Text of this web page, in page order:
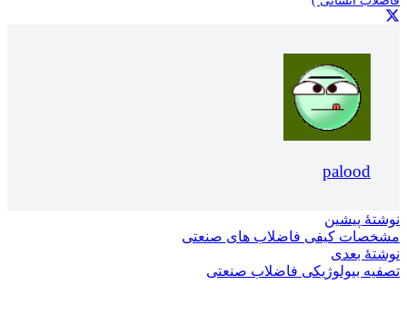
palood
نوشتهٔ پیشین
مشخصات کیفی فاضلاب های صنعتی
نوشتهٔ بعدی
تصفیه بیولوژیکی فاضلاب صنعتی